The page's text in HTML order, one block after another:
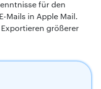
für den
Mails in Apple Mail.
größerer